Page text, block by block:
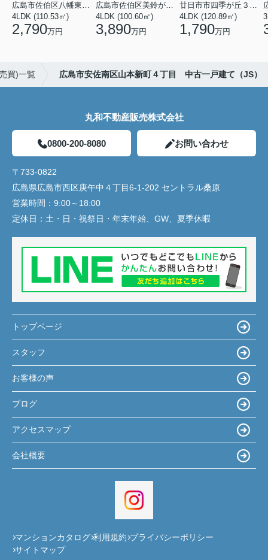
広島市佐伯区八幡東４丁目
4LDK (110.53㎡)
2,790万円
広島市佐伯区美鈴が丘西４丁目
4LDK (100.60㎡)
3,890万円
廿日市市四季が丘３丁目
4LDK (120.89㎡)
1,790万円
買)一覧 広島市安佐南区山本新町４丁目 中古一戸建て（JS）
丸和不動産販売株式会社
0800-200-8080 お問い合わせ
〒733-0822
広島県広島市西区庚午中４丁目6-1-202 セントラル桑原
営業時間： 9:00～18:00
定休日： 土・日・祝祭日・年末年始、GW、夏季休暇
トップページ
スタッフ
お客様の声
ブログ
アクセスマップ
会社概要
マンションカタログ 利用規約 プライバシーポリシー
サイトマップ